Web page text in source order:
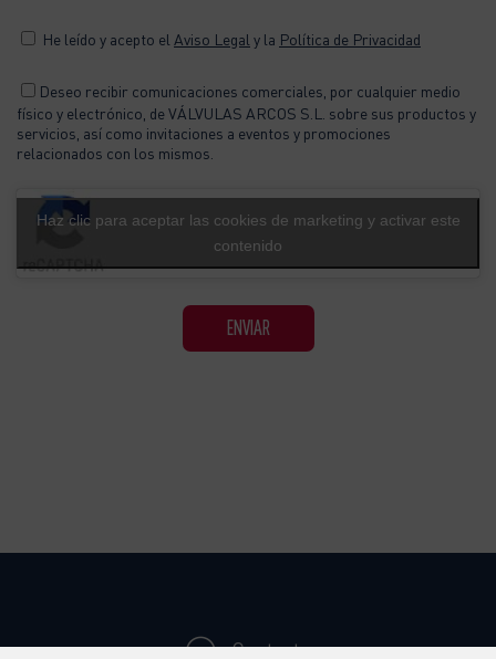
He leído y acepto el Aviso Legal y la Política de Privacidad
Deseo recibir comunicaciones comerciales, por cualquier medio
físico y electrónico, de VÁLVULAS ARCOS S.L. sobre sus productos y
servicios, así como invitaciones a eventos y promociones
relacionados con los mismos.
Haz clic para aceptar las cookies de marketing y activar este
contenido
Contacto